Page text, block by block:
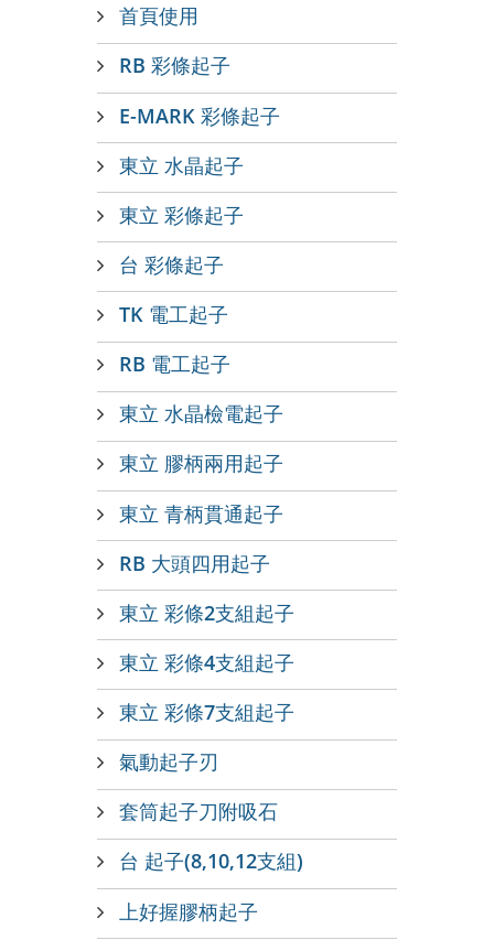
首頁使用
RB 彩條起子
E-MARK 彩條起子
東立 水晶起子
東立 彩條起子
台 彩條起子
TK 電工起子
RB 電工起子
東立 水晶檢電起子
東立 膠柄兩用起子
東立 青柄貫通起子
RB 大頭四用起子
東立 彩條2支組起子
東立 彩條4支組起子
東立 彩條7支組起子
氣動起子刃
套筒起子刀附吸石
台 起子(8,10,12支組)
上好握膠柄起子